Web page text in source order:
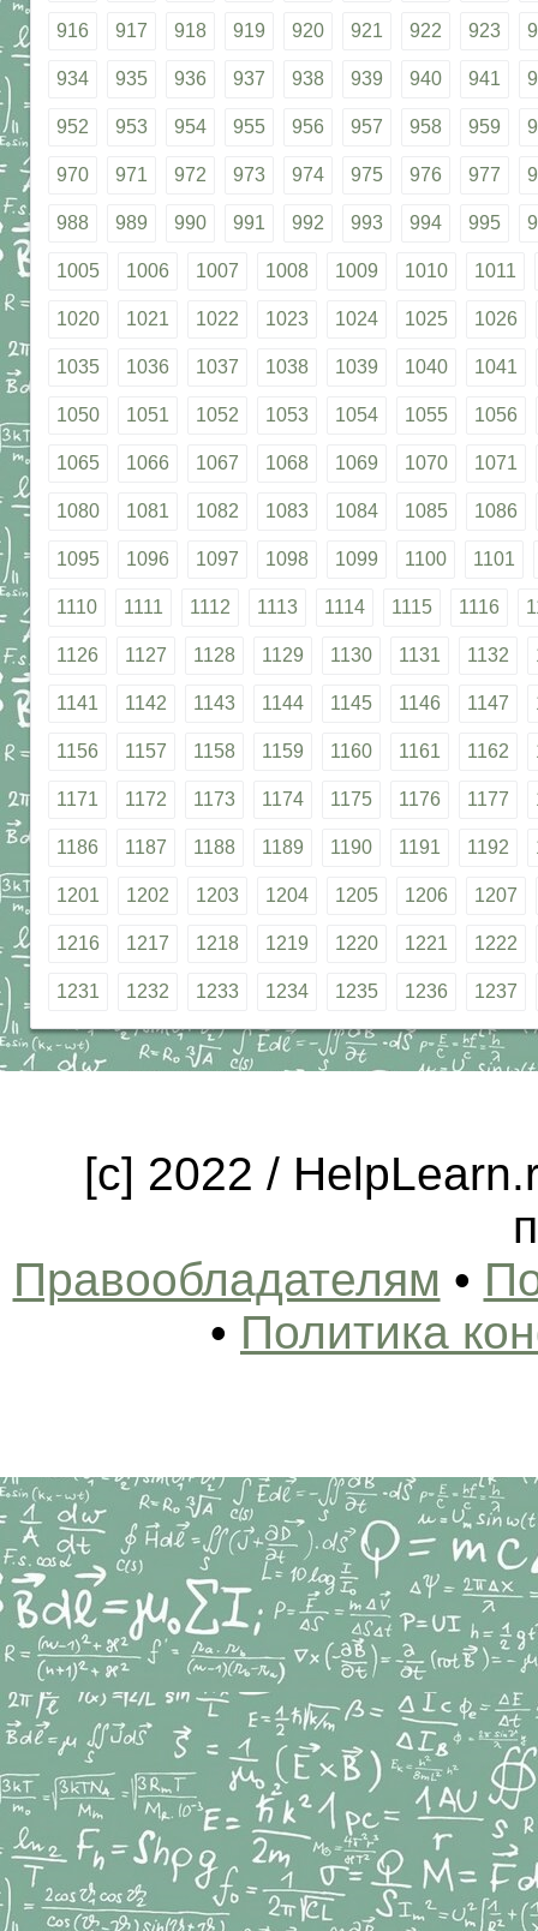
916 917 918 919 920 921 922 923
934 935 936 937 938 939 940 941
952 953 954 955 956 957 958 959
970 971 972 973 974 975 976 977
988 989 990 991 992 993 994 995
1005 1006 1007 1008 1009 1010 1011
1020 1021 1022 1023 1024 1025 1026
1035 1036 1037 1038 1039 1040 1041
1050 1051 1052 1053 1054 1055 1056
1065 1066 1067 1068 1069 1070 1071
1080 1081 1082 1083 1084 1085 1086
1095 1096 1097 1098 1099 1100 1101
1110 1111 1112 1113 1114 1115 1116
1126 1127 1128 1129 1130 1131 1132
1141 1142 1143 1144 1145 1146 1147
1156 1157 1158 1159 1160 1161 1162
1171 1172 1173 1174 1175 1176 1177
1186 1187 1188 1189 1190 1191 1192
1201 1202 1203 1204 1205 1206 1207
1216 1217 1218 1219 1220 1221 1222
1231 1232 1233 1234 1235 1236 1237
[c] 2022 /
Правообладателям •
• Политика